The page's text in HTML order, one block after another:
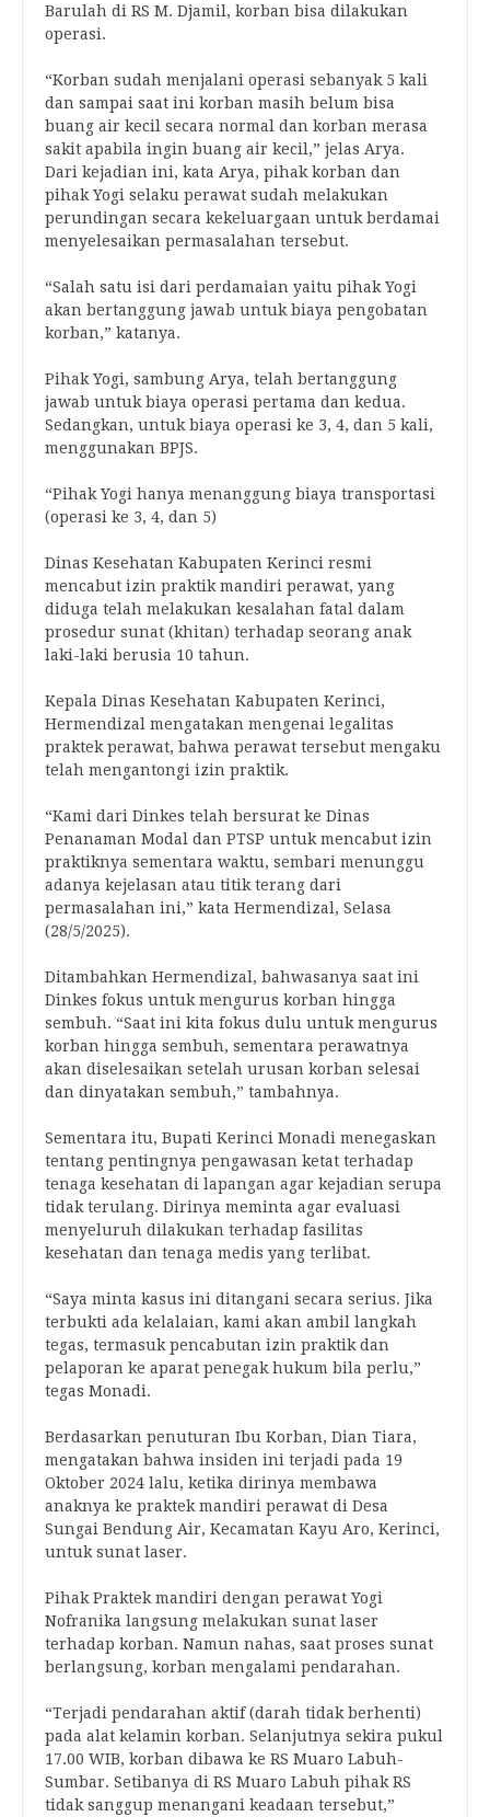
Barulah di RS M. Djamil, korban bisa dilakukan
operasi.
“Korban sudah menjalani operasi sebanyak 5 kali
dan sampai saat ini korban masih belum bisa
buang air kecil secara normal dan korban merasa
sakit apabila ingin buang air kecil,” jelas Arya.
Dari kejadian ini, kata Arya, pihak korban dan
pihak Yogi selaku perawat sudah melakukan
perundingan secara kekeluargaan untuk berdamai
menyelesaikan permasalahan tersebut.
“Salah satu isi dari perdamaian yaitu pihak Yogi
akan bertanggung jawab untuk biaya pengobatan
korban,” katanya.
Pihak Yogi, sambung Arya, telah bertanggung
jawab untuk biaya operasi pertama dan kedua.
Sedangkan, untuk biaya operasi ke 3, 4, dan 5 kali,
menggunakan BPJS.
“Pihak Yogi hanya menanggung biaya transportasi
(operasi ke 3, 4, dan 5)
Dinas Kesehatan Kabupaten Kerinci resmi
mencabut izin praktik mandiri perawat, yang
diduga telah melakukan kesalahan fatal dalam
prosedur sunat (khitan) terhadap seorang anak
laki-laki berusia 10 tahun.
Kepala Dinas Kesehatan Kabupaten Kerinci,
Hermendizal mengatakan mengenai legalitas
praktek perawat, bahwa perawat tersebut mengaku
telah mengantongi izin praktik.
“Kami dari Dinkes telah bersurat ke Dinas
Penanaman Modal dan PTSP untuk mencabut izin
praktiknya sementara waktu, sembari menunggu
adanya kejelasan atau titik terang dari
permasalahan ini,” kata Hermendizal, Selasa
(28/5/2025).
Ditambahkan Hermendizal, bahwasanya saat ini
Dinkes fokus untuk mengurus korban hingga
sembuh. “Saat ini kita fokus dulu untuk mengurus
korban hingga sembuh, sementara perawatnya
akan diselesaikan setelah urusan korban selesai
dan dinyatakan sembuh,” tambahnya.
Sementara itu, Bupati Kerinci Monadi menegaskan
tentang pentingnya pengawasan ketat terhadap
tenaga kesehatan di lapangan agar kejadian serupa
tidak terulang. Dirinya meminta agar evaluasi
menyeluruh dilakukan terhadap fasilitas
kesehatan dan tenaga medis yang terlibat.
“Saya minta kasus ini ditangani secara serius. Jika
terbukti ada kelalaian, kami akan ambil langkah
tegas, termasuk pencabutan izin praktik dan
pelaporan ke aparat penegak hukum bila perlu,”
tegas Monadi.
Berdasarkan penuturan Ibu Korban, Dian Tiara,
mengatakan bahwa insiden ini terjadi pada 19
Oktober 2024 lalu, ketika dirinya membawa
anaknya ke praktek mandiri perawat di Desa
Sungai Bendung Air, Kecamatan Kayu Aro, Kerinci,
untuk sunat laser.
Pihak Praktek mandiri dengan perawat Yogi
Nofranika langsung melakukan sunat laser
terhadap korban. Namun nahas, saat proses sunat
berlangsung, korban mengalami pendarahan.
“Terjadi pendarahan aktif (darah tidak berhenti)
pada alat kelamin korban. Selanjutnya sekira pukul
17.00 WIB, korban dibawa ke RS Muaro Labuh-
Sumbar. Setibanya di RS Muaro Labuh pihak RS
tidak sanggup menangani keadaan tersebut,”